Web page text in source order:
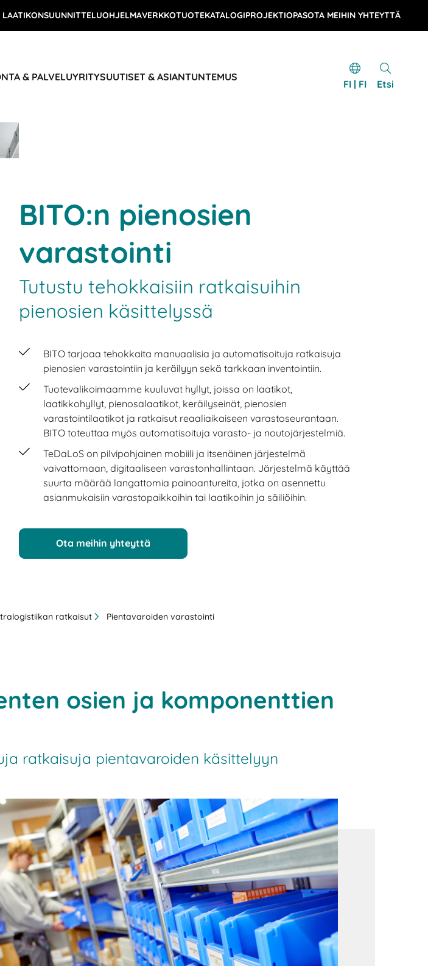
LAATIKONSUUNNITTELUOHJELMAVERKKOTUOTEKATALOGIPROJEKTIOPASOTA MEIHIN YHTEYTTÄ
& PALVELUYRITYSUUTISET & ASIANTUNTEMUS
FI | FI Etsi
BITO:n pienosien
varastointi
Tutustu tehokkaisiin ratkaisuihin
pienosien käsittelyssä
BITO tarjoaa tehokkaita manuaalisia ja automatisoituja ratkaisuja
pienosien varastointiin ja keräilyyn sekä tarkkaan inventointiin.
Tuotevalikoimaamme kuuluvat hyllyt, joissa on laatikot,
laatikkohyllyt, pienosalaatikot, keräilyseinät, pienosien
varastointilaatikot ja ratkaisut reaaliaikaiseen varastoseurantaan.
BITO toteuttaa myös automatisoituja varasto- ja noutojärjestelmiä.
TeDaLoS on pilvipohjainen mobiili ja itsenäinen järjestelmä
vaivattomaan, digitaaliseen varastonhallintaan. Järjestelmä käyttää
suurta määrää langattomia painoantureita, jotka on asennettu
asianmukaisiin varastopaikkoihin tai laatikoihin ja säiliöihin.
Ota meihin yhteyttä
ratkaisut Pientavaroiden varastointi
osien ja komponenttien
ratkaisuja pientavaroiden käsittelyyn